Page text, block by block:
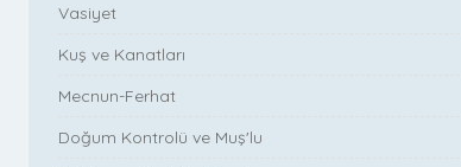
Vasiyet
Kuş ve Kanatları
Mecnun-Ferhat
Doğum Kontrolü ve Muş'lu